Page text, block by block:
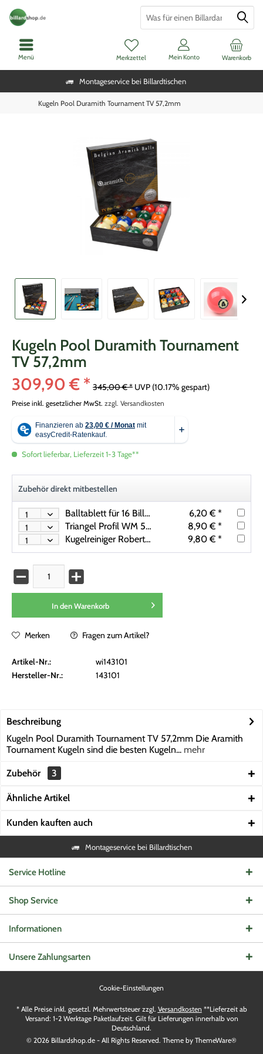
Montageservice bei Billardtischen
Warenkorb
Merkzettel Mein Konto
Menü
Kugeln Pool Duramith Tournament TV 57,2mm
Kugeln Pool Duramith Tournament
TV 57,2mm
309,90 € * 345,00 € * UVP (10.17% gespart)
Preise inkl. gesetzlicher MwSt. zzgl. Versandkosten
Sofort lieferbar, Lieferzeit 1-3 Tage**
Zubehör direkt mitbestellen
Balltablett für 16 Billardkugeln (57,2mm)
6,20 € *
Triangel Profil WM 57,2mm
8,90 € *
Kugelreiniger Robertson 200ml inkl. Mikrofasertuch
9,80 € *
In den Warenkorb
Merken Fragen zum Artikel?
Artikel-Nr.:
wi143101
Hersteller-Nr.:
143101
Beschreibung
Kugeln Pool Duramith Tournament TV 57,2mm Die Aramith
Tournament Kugeln sind die besten Kugeln... mehr
Zubehör 3
Ähnliche Artikel
Kunden kauften auch
Montageservice bei Billardtischen
Service Hotline
Shop Service
Informationen
Unsere Zahlungsarten
Cookie-Einstellungen
* Alle Preise inkl. gesetzl. Mehrwertsteuer zzgl. Versandkosten **Lieferzeit ab
Versand: 1-2 Werktage Paketlaufzeit. Gilt für Lieferungen innerhalb von
Deutschland.
© 2026 Billardshop.de - All Rights Reserved. Theme by ThemeWare®